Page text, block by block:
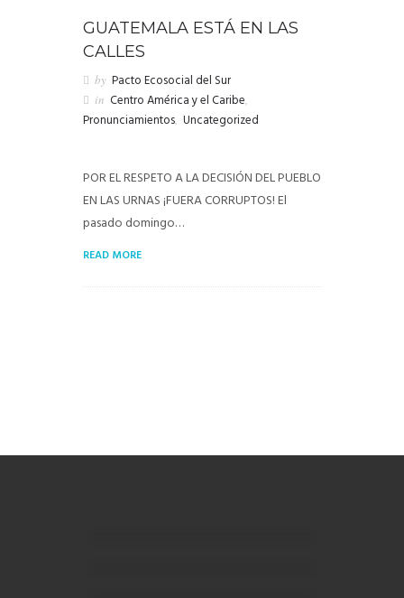
GUATEMALA ESTÁ EN LAS
CALLES
by Pacto Ecosocial del Sur
in Centro América y el Caribe,
Pronunciamientos, Uncategorized
POR EL RESPETO A LA DECISIÓN DEL PUEBLO
EN LAS URNAS ¡FUERA CORRUPTOS! El
pasado domingo…
READ MORE